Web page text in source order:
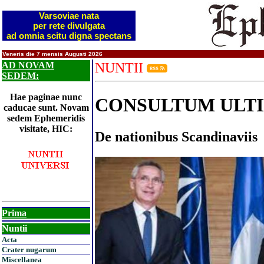
Varsoviae nata
per rete divulgata
ad omnia scitu digna spectans
Veneris die 7 mensis Augusti 2026
AD NOVAM
SEDEM:
Hae paginae nunc
caducae sunt. Novam
sedem Ephemeridis
visitate, HIC:
Prima
Nuntii
Acta
Crater nugarum
Miscellanea
NUNTII
CONSULTUM
De nationibus Scandinaviis